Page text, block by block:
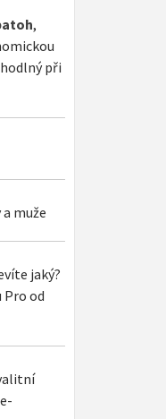
,
při
muže
jaký?
Pro od